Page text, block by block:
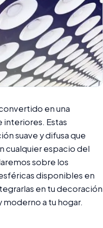
en una
Estas
suave y difusa que
cualquier espacio del
sobre los
disponibles en
en tu decoración
a tu hogar.